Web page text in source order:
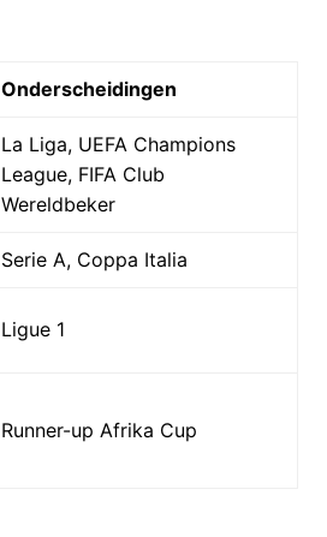
Onderscheidingen
La Liga, UEFA Champions
League, FIFA Club
Wereldbeker
Serie A, Coppa Italia
Ligue 1
Runner-up Afrika Cup